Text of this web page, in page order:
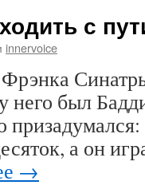
с
innervoice
него был
а он
→